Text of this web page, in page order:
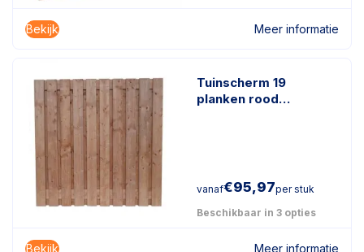
Bekijk Meer informatie
Tuinscherm 19
planken rood
vanaf€95,97per stuk
Beschikbaar in 3 opties
Bekijk Meer informatie